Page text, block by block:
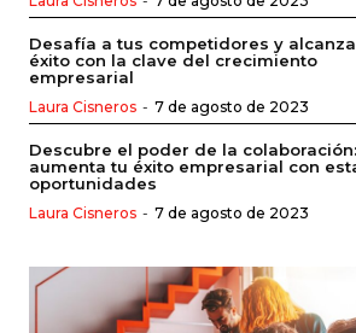
Desafía a tus competidores y
éxito con la clave del crecimiento
empresarial
Laura Cisneros - 7 de agosto de 2023
Descubre el poder de la colaboración:
aumenta tu éxito empresarial con
oportunidades
Laura Cisneros - 7 de agosto de 2023